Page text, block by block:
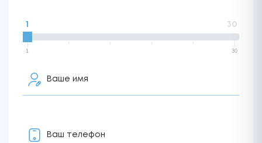
30
1 30